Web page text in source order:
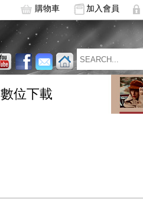
購物車 加入會員
數位下載